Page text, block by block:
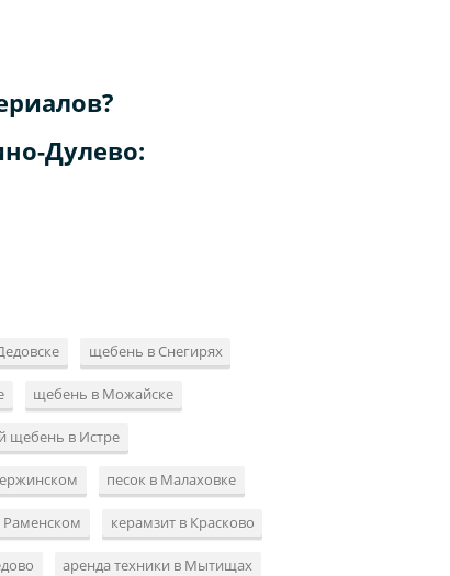
Дулево:
щебень в Снегирях
щебень в Можайске
щебень в Истре
песок в Малаховке
Раменском керамзит в Красково
аренда техники в Мытищах